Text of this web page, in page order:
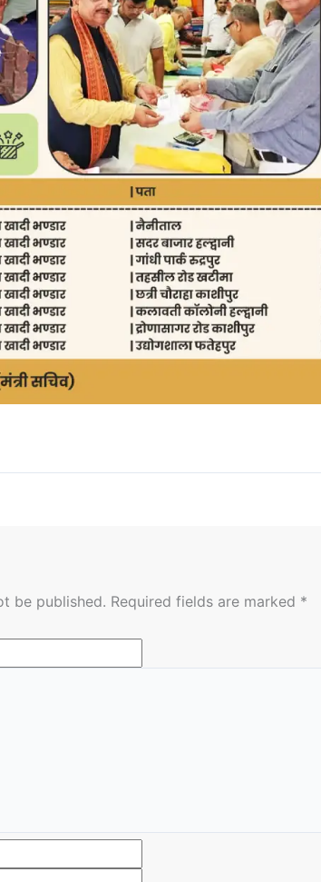
be published. Required fields are marked *